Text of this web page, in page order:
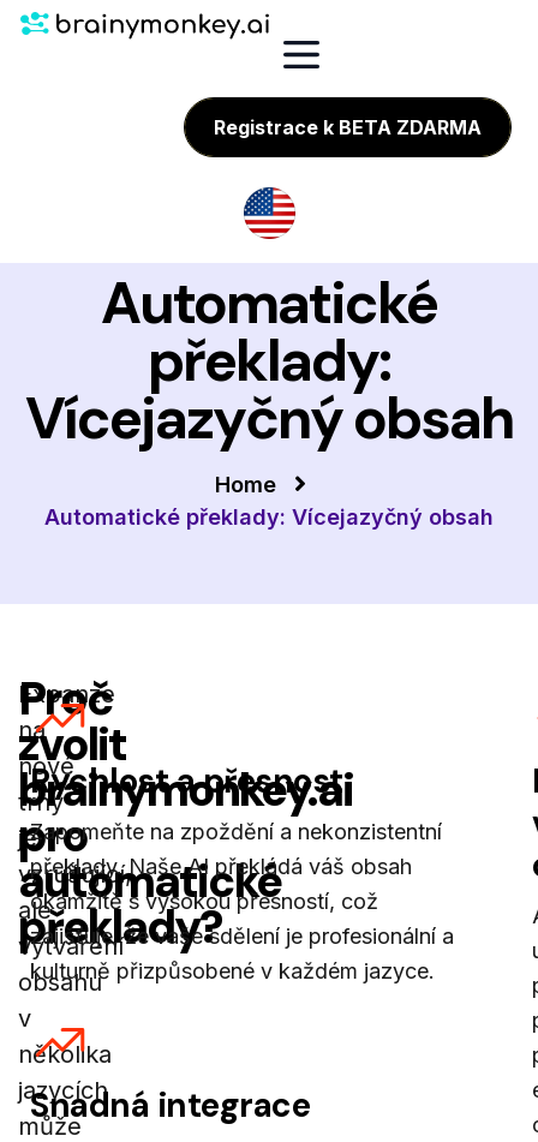
Registrace k BETA ZDARMA
Automatické
překlady:
Vícejazyčný obsah
Home
Automatické překlady: Vícejazyčný obsah
Expanze
na
nové
trhy
je
vzrušující,
ale
vytváření
obsahu
v
několika
jazycích
může
Proč
zvolit
brainymonkey.ai
pro
automatické
překlady?
Rychlost a přesnost
Zapomeňte na zpoždění a nekonzistentní
překlady. Naše AI překládá váš obsah
okamžitě s vysokou přesností, což
zajišťuje, že vaše sdělení je profesionální a
kulturně přizpůsobené v každém jazyce.
Snadná integrace